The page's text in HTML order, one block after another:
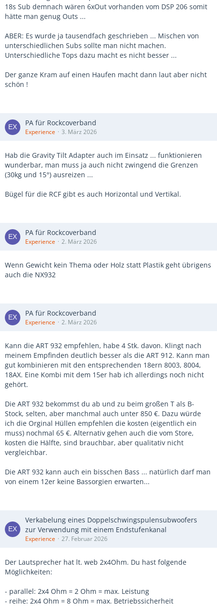
18s Sub demnach wären 6xOut vorhanden vom DSP 206 somit
hätte man genug Outs ...
ABER: Es wurde ja tausendfach geschrieben ... Mischen von
unterschiedlichen Subs sollte man nicht machen.
Unterschiedliche Tops dazu macht es nicht besser ...
Der ganze Kram auf einen Haufen macht dann laut aber nicht
schön !
PA für Rockcoverband
Experience 3. März 2026
Hab die Gravity Tilt Adapter auch im Einsatz ... funktionieren
wunderbar, man muss ja auch nicht zwingend die Grenzen
(30kg und 15°) ausreizen ...
Bügel für die RCF gibt es auch Horizontal und Vertikal.
PA für Rockcoverband
Experience 2. März 2026
Wenn Gewicht kein Thema oder Holz statt Plastik geht übrigens
auch die NX932
PA für Rockcoverband
Experience 2. März 2026
Kann die ART 932 empfehlen, habe 4 Stk. davon. Klingt nach
meinem Empfinden deutlich besser als die ART 912. Kann man
gut kombinieren mit den entsprechenden 18ern 8003, 8004,
18AX. Eine Kombi mit dem 15er hab ich allerdings noch nicht
gehört.
Die ART 932 bekommst du ab und zu beim großen T als B-
Stock, selten, aber manchmal auch unter 850 €. Dazu würde
ich die Orginal Hüllen empfehlen die kosten (eigentlich ein
muss) nochmal 65 €. Alternativ gehen auch die vom Store,
kosten die Hälfte, sind brauchbar, aber qualitativ nicht
vergleichbar.
Die ART 932 kann auch ein bisschen Bass ... natürlich darf man
von einem 12er keine Bassorgien erwarten...
Verkabelung eines Doppelschwingspulensubwoofers
zur Verwendung mit einem Endstufenkanal
Experience 27. Februar 2026
Der Lautsprecher hat lt. web 2x4Ohm. Du hast folgende
Möglichkeiten:
- parallel: 2x4 Ohm = 2 Ohm = max. Leistung
- reihe: 2x4 Ohm = 8 Ohm = max. Betriebssicherheit